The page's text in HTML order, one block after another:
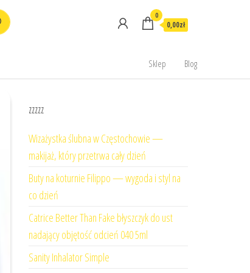
0
0,00zł
Sklep Blog
zzzzz
Wizażystka ślubna w Częstochowie —
makijaż, który przetrwa cały dzień
Buty na koturnie Filippo — wygoda i styl na
co dzień
Catrice Better Than Fake błyszczyk do ust
nadający objętość odcień 040 5ml
Sanity Inhalator Simple